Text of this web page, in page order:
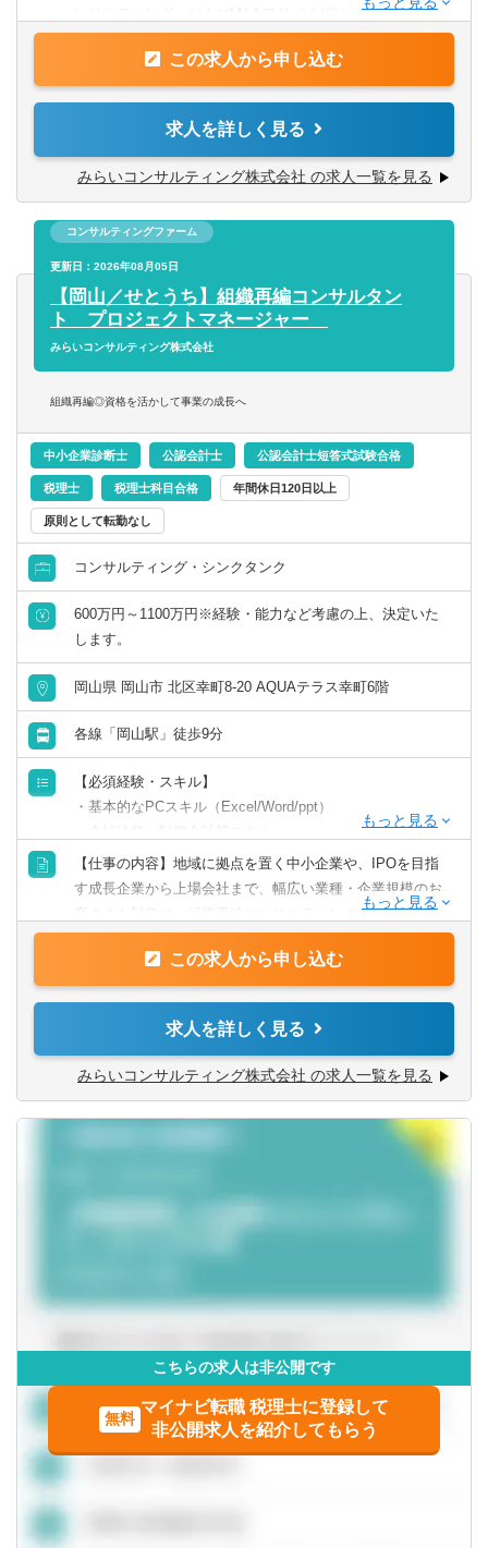
■経営企画や営業企画の経験
■社内あるいは社外への業務改善提案・実行の経験
■監査法人ご出身の方
【求める人物像】
■個人プレーでなくチームで取組む体制に魅力を感じる方
■できることの幅を拡げたい、ゼネラリスト志向の方
■同社ＨＰもご覧いただいた上で、「人」「お客様」等、同
社の考え方に共感いただける方
ンサルティング、およびM&Aアドバイザリー。
定・支援まで、一貫したサポートを行ないます。
■日本国内の中堅・中小企業を対象にした経営コンサルティ
ング業務をお任せします。
■あなたの希望・成長に応じて、企業再生・成長戦略・
〈現状分析と課題発見〉
■対象企業へのヒアリングや資料分析を通じて、事業の収益
性や成長性、財務状況を調査し、経営課題を把握します。
価、交渉サポート、クロージング支援を担当します。
他、IPO支援・組織再編にもチャレンジしていただけま
す。
この求人から申し込む
求人を詳しく見る
みらいコンサルティング株式会社 の求人一覧を見る
コンサルティングファーム
更新日：2026年08月05日
【岡山／せとうち】組織再編コンサルタン
ト プロジェクトマネージャー
みらいコンサルティング株式会社
組織再編◎資格を活かして事業の成長へ
中小企業診断士 公認会計士 公認会計士短答式試験合格
税理士 税理士科目合格 年間休日120日以上
原則として転勤なし
コンサルティング・シンクタンク
600万円～1100万円※経験・能力など考慮の上、決定いた
します。
岡山県 岡山市 北区幸町8-20 AQUAテラス幸町6階
各線「岡山駅」徒歩9分
【必須経験・スキル】
・基本的なPCスキル（Excel/Word/ppt）
・事業会社での経営企画部経験のある方
・システムコンサルティング等のプロジェクトマネジャー
・M＆AやFA業務等のコンサルティング業務経験のある方
・税理士／実務経験３年以上（一般事業会社経験尚可）
・税理士試験2科目以上合格者／実務経験５年以上（一般事
業会社経験者尚可）
・公認会計士／実務経験3年以上
社勤務者の方歓迎
・（～40代）組織再編等のプロジェクトマネジャー経験者
【仕事の内容】地域に拠点を置く中小企業や、IPOを目指
す成長企業から上場会社まで、幅広い業種・企業規模のお
客さまを対象に、組織再編コンサルティング業務のプロジ
【歓迎スキル・経験】税理士/公認会計士/中小企業診断士等
の資格をお持ちの方、組織再編等のPM経験者、金融機関経
■ココが魅力・やりがい
・「圧倒的なお客さま志向」「当事者意識」「成長志
・「生涯顧客（お客さま）」「チームコンサルティング」
■組織再編支援
上場会社まで、幅広い業種・企業規模のお客さまを対象
に、組織再編コンサルティング業務のプロジェクト推進を
お任せします。
お客さま（経営者や経営企画室）との対話を通じて企業に
この求人から申し込む
求人を詳しく見る
みらいコンサルティング株式会社 の求人一覧を見る
こちらの求人は非公開です
無料
マイナビ転職 税理士に登録して
非公開求人を紹介してもらう
群馬県 埼玉県
千葉県 東京都
新潟県
石川県 福井県
東海
岐阜県 静岡県
関西
滋賀県 京都府
大阪府
奈良県
中国・四国
鳥取県 島根県
広島県
香川県 愛媛県
高知県
長崎県 熊本県
宮崎県
鹿児島県 沖縄県
会計事務所・税理士法人
金融専門職
すべて選択する
経営／企画／管理／事務
すべて選択する
経理
財務／管理会計
事務／秘書
管理部門アシスタント